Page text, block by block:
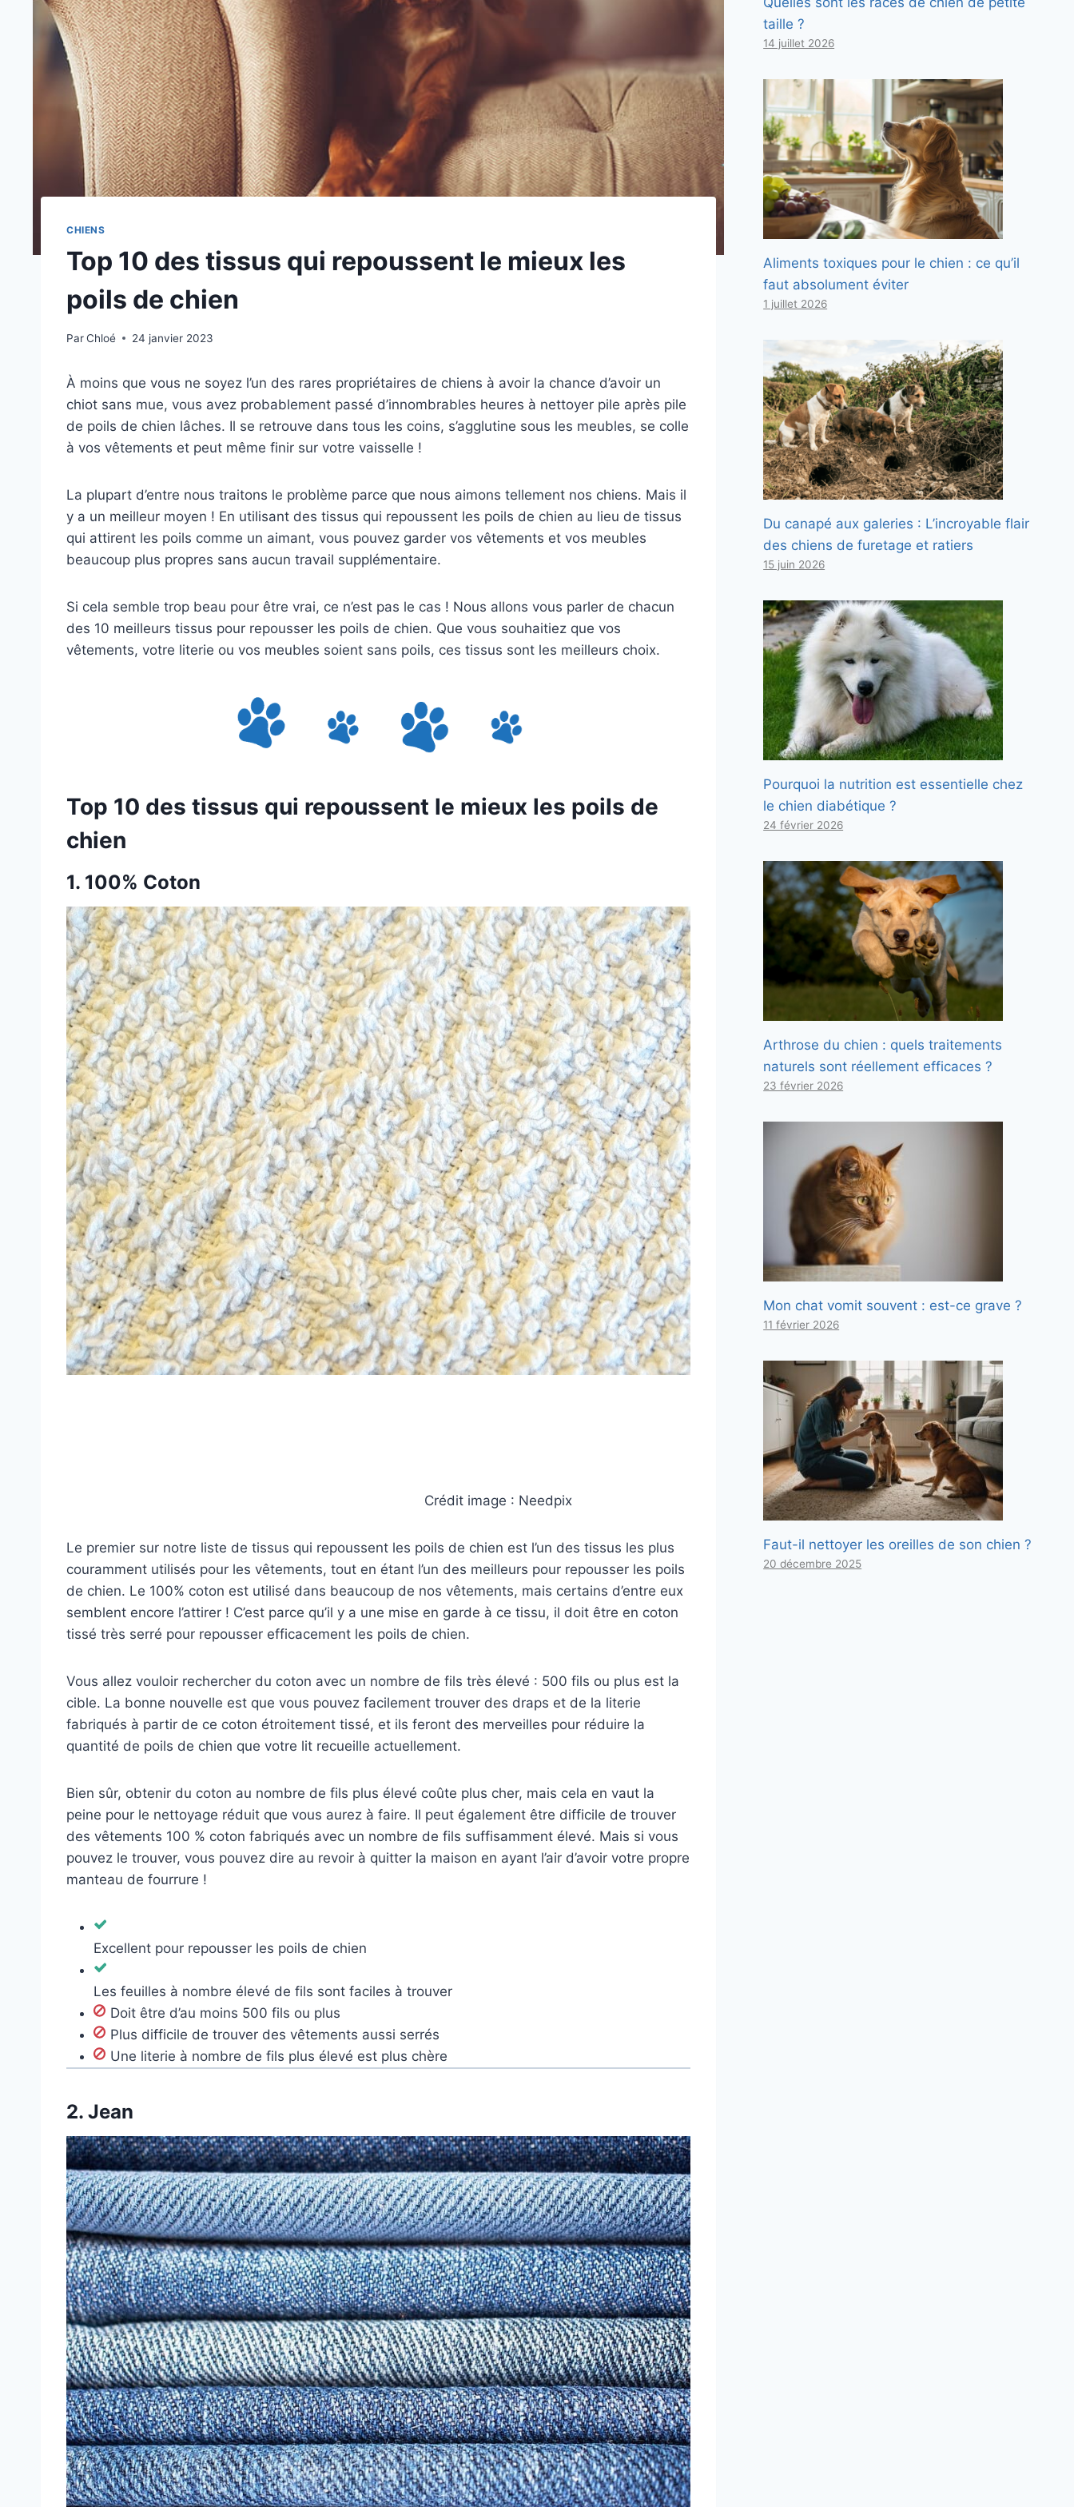
CHIENS
Top 10 des tissus qui repoussent le mieux les
poils de chien
ParChloé 24 janvier 2023
À moins que vous ne soyez l’un des rares propriétaires de chiens à avoir la chance d’avoir un
chiot sans mue, vous avez probablement passé d’innombrables heures à nettoyer pile après pile
de poils de chien lâches. Il se retrouve dans tous les coins, s’agglutine sous les meubles, se colle
à vos vêtements et peut même finir sur votre vaisselle !
La plupart d’entre nous traitons le problème parce que nous aimons tellement nos chiens. Mais il
y a un meilleur moyen ! En utilisant des tissus qui repoussent les poils de chien au lieu de tissus
qui attirent les poils comme un aimant, vous pouvez garder vos vêtements et vos meubles
beaucoup plus propres sans aucun travail supplémentaire.
Si cela semble trop beau pour être vrai, ce n’est pas le cas ! Nous allons vous parler de chacun
des 10 meilleurs tissus pour repousser les poils de chien. Que vous souhaitiez que vos
vêtements, votre literie ou vos meubles soient sans poils, ces tissus sont les meilleurs choix.
Top 10 des tissus qui repoussent le mieux les poils de
chien
1. 100% Coton
Crédit image : Needpix
Le premier sur notre liste de tissus qui repoussent les poils de chien est l’un des tissus les plus
couramment utilisés pour les vêtements, tout en étant l’un des meilleurs pour repousser les poils
de chien. Le 100% coton est utilisé dans beaucoup de nos vêtements, mais certains d’entre eux
semblent encore l’attirer ! C’est parce qu’il y a une mise en garde à ce tissu, il doit être en coton
tissé très serré pour repousser efficacement les poils de chien.
Vous allez vouloir rechercher du coton avec un nombre de fils très élevé : 500 fils ou plus est la
cible. La bonne nouvelle est que vous pouvez facilement trouver des draps et de la literie
fabriqués à partir de ce coton étroitement tissé, et ils feront des merveilles pour réduire la
quantité de poils de chien que votre lit recueille actuellement.
Bien sûr, obtenir du coton au nombre de fils plus élevé coûte plus cher, mais cela en vaut la
peine pour le nettoyage réduit que vous aurez à faire. Il peut également être difficile de trouver
des vêtements 100 % coton fabriqués avec un nombre de fils suffisamment élevé. Mais si vous
pouvez le trouver, vous pouvez dire au revoir à quitter la maison en ayant l’air d’avoir votre propre
manteau de fourrure !
Excellent pour repousser les poils de chien
Les feuilles à nombre élevé de fils sont faciles à trouver
Doit être d’au moins 500 fils ou plus
Plus difficile de trouver des vêtements aussi serrés
Une literie à nombre de fils plus élevé est plus chère
2. Jean
taille ?
14 juillet 2026
Aliments toxiques pour le chien : ce qu’il
faut absolument éviter
1 juillet 2026
Du canapé aux galeries : L’incroyable flair
des chiens de furetage et ratiers
15 juin 2026
Pourquoi la nutrition est essentielle chez
le chien diabétique ?
24 février 2026
Arthrose du chien : quels traitements
naturels sont réellement efficaces ?
23 février 2026
Mon chat vomit souvent : est-ce grave ?
11 février 2026
Faut-il nettoyer les oreilles de son chien ?
20 décembre 2025